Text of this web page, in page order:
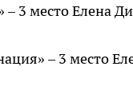
– 3 место Елена
– 3 место